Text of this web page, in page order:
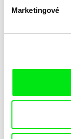
Marketingové